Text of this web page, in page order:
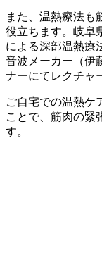
また、温熱療法も
役立ちます。岐阜
による深部温熱療
音波メーカー（伊
ナーにてレクチャ
ご自宅での温熱ケ
ことで、筋肉の緊
す。